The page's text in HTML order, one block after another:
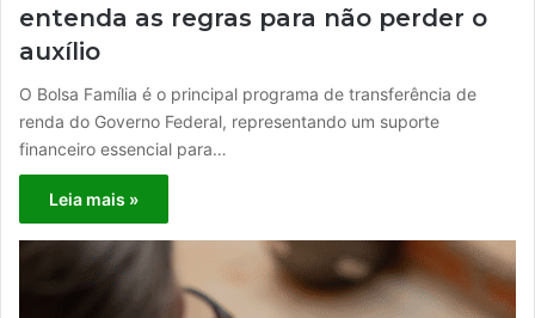
entenda as regras para não perder o
auxílio
O Bolsa Família é o principal programa de transferência de
renda do Governo Federal, representando um suporte
financeiro essencial para…
Leia mais »